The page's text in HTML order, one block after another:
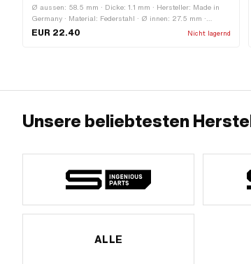
Ø aussen: 58.5 mm · Dicke: 1.1 mm · Hersteller: Made in
Germany · Material: Federstahl · Ø innen: 27.5 mm ·
Anzahl Federn: 1 Stk. · Anwendungsbereich: Tuning · Sachs
EUR 22.40 Nicht lagernd
Unsere beliebtesten
ALLE